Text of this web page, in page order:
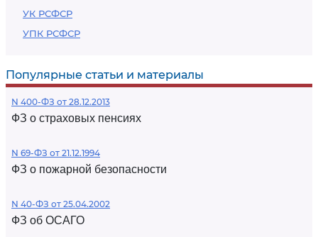
УК РСФСР
УПК РСФСР
Популярные статьи и материалы
N 400-ФЗ от 28.12.2013
ФЗ о страховых пенсиях
N 69-ФЗ от 21.12.1994
ФЗ о пожарной безопасности
N 40-ФЗ от 25.04.2002
ФЗ об ОСАГО